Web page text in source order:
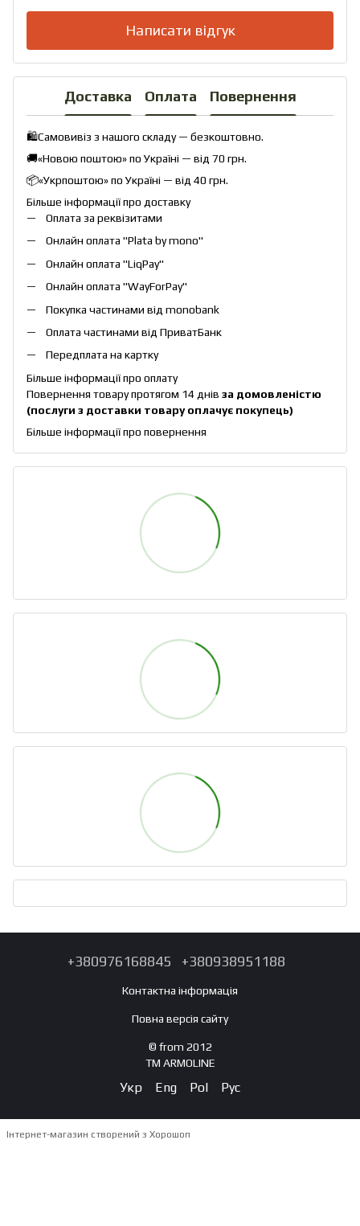
Написати відгук
Доставка Оплата Повернення
🛍️Самовивіз з нашого складу — безкоштовно.
🚚«Новою поштою» по Україні — від 70 грн.
📦«Укрпоштою» по Україні — від 40 грн.
Більше інформації про доставку
Оплата за реквізитами
Онлайн оплата "Plata by mono"
Онлайн оплата "LiqPay"
Онлайн оплата "WayForPay"
Покупка частинами від monobank
Оплата частинами від ПриватБанк
Передплата на картку
Більше інформації про оплату
Повернення товару протягом 14 днів за домовленістю
(послуги з доставки товару оплачує покупець)
Більше інформації про повернення
+380976168845 +380938951188
Контактна інформація
Повна версія сайту
© from 2012
TM ARMOLINE
Укр Eng Pol Рус
Інтернет-магазин створений з Хорошоп